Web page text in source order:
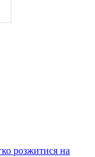
розжитися на